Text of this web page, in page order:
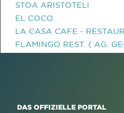
STOA ARISTOTELI
EL COCO
LA CASA CAFE -
FLAMINGO REST. ( AG.
DAS OFFIZIELLE PORTAL